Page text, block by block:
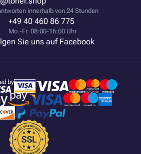
innerhalb von 24 Stunden
+49 40 460 86 775
Mo.-Fr. 08:00-16:00 Uhr
Sie uns auf Facebook